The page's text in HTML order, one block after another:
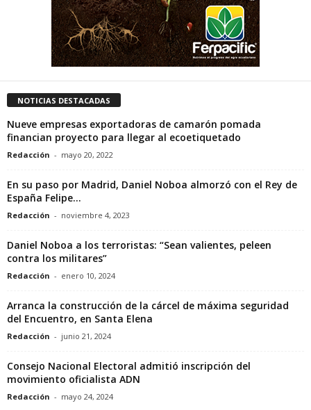
NOTICIAS DESTACADAS
Nueve empresas exportadoras de camarón pomada
financian proyecto para llegar al ecoetiquetado
Redacción - mayo 20, 2022
En su paso por Madrid, Daniel Noboa almorzó con el Rey de
España Felipe...
Redacción - noviembre 4, 2023
Daniel Noboa a los terroristas: “Sean valientes, peleen
contra los militares”
Redacción - enero 10, 2024
Arranca la construcción de la cárcel de máxima seguridad
del Encuentro, en Santa Elena
Redacción - junio 21, 2024
Consejo Nacional Electoral admitió inscripción del
movimiento oficialista ADN
Redacción - mayo 24, 2024